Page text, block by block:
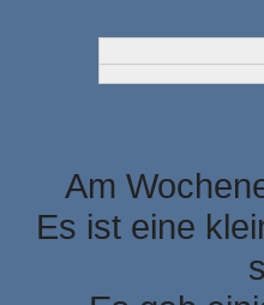
Am
Es ist eine